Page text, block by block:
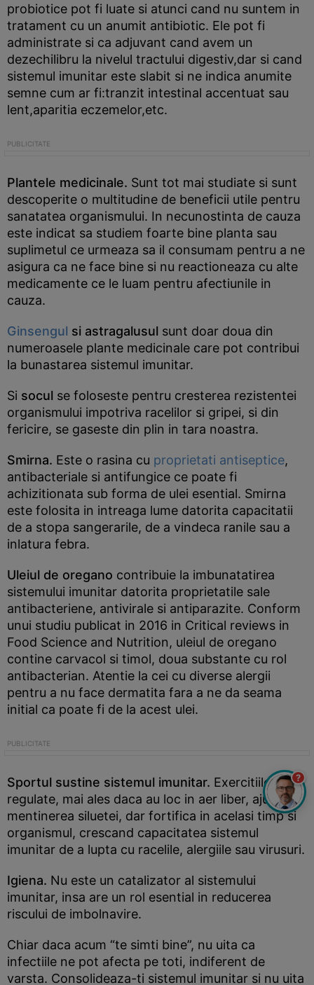
probiotice pot fi luate si atunci cand nu suntem in
tratament cu un anumit antibiotic. Ele pot fi
administrate si ca adjuvant cand avem un
dezechilibru la nivelul tractului digestiv,dar si cand
sistemul imunitar este slabit si ne indica anumite
semne cum ar fi:tranzit intestinal accentuat sau
lent,aparitia eczemelor,etc.
Plantele medicinale. Sunt tot mai studiate si sunt
descoperite o multitudine de beneficii utile pentru
sanatatea organismului. In necunostinta de cauza
este indicat sa studiem foarte bine planta sau
suplimetul ce urmeaza sa il consumam pentru a ne
asigura ca ne face bine si nu reactioneaza cu alte
medicamente ce le luam pentru afectiunile in
cauza.
Ginsengul si astragalusul sunt doar doua din
numeroasele plante medicinale care pot contribui
la bunastarea sistemul imunitar.
Si socul se foloseste pentru cresterea rezistentei
organismului impotriva racelilor si gripei, si din
fericire, se gaseste din plin in tara noastra.
Smirna. Este o rasina cu proprietati antiseptice,
antibacteriale si antifungice ce poate fi
achizitionata sub forma de ulei esential. Smirna
este folosita in intreaga lume datorita capacitatii
de a stopa sangerarile, de a vindeca ranile sau a
inlatura febra.
Uleiul de oregano contribuie la imbunatatirea
sistemului imunitar datorita proprietatile sale
antibacteriene, antivirale si antiparazite. Conform
unui studiu publicat in 2016 in Critical reviews in
Food Science and Nutrition, uleiul de oregano
contine carvacol si timol, doua substante cu rol
antibacterian. Atentie la cei cu diverse alergii
pentru a nu face dermatita fara a ne da seama
initial ca poate fi de la acest ulei.
Sportul sustine sistemul imunitar. Exercitiile
regulate, mai ales daca au loc in aer liber, ajuta la
mentinerea siluetei, dar fortifica in acelasi timp si
organismul, crescand capacitatea sistemul
imunitar de a lupta cu racelile, alergiile sau virusuri.
Igiena. Nu este un catalizator al sistemului
imunitar, insa are un rol esential in reducerea
riscului de imbolnavire.
Chiar daca acum “te simti bine”, nu uita ca
infectiile ne pot afecta pe toti, indiferent de
varsta. Consolideaza-ti sistemul imunitar si nu uita
?